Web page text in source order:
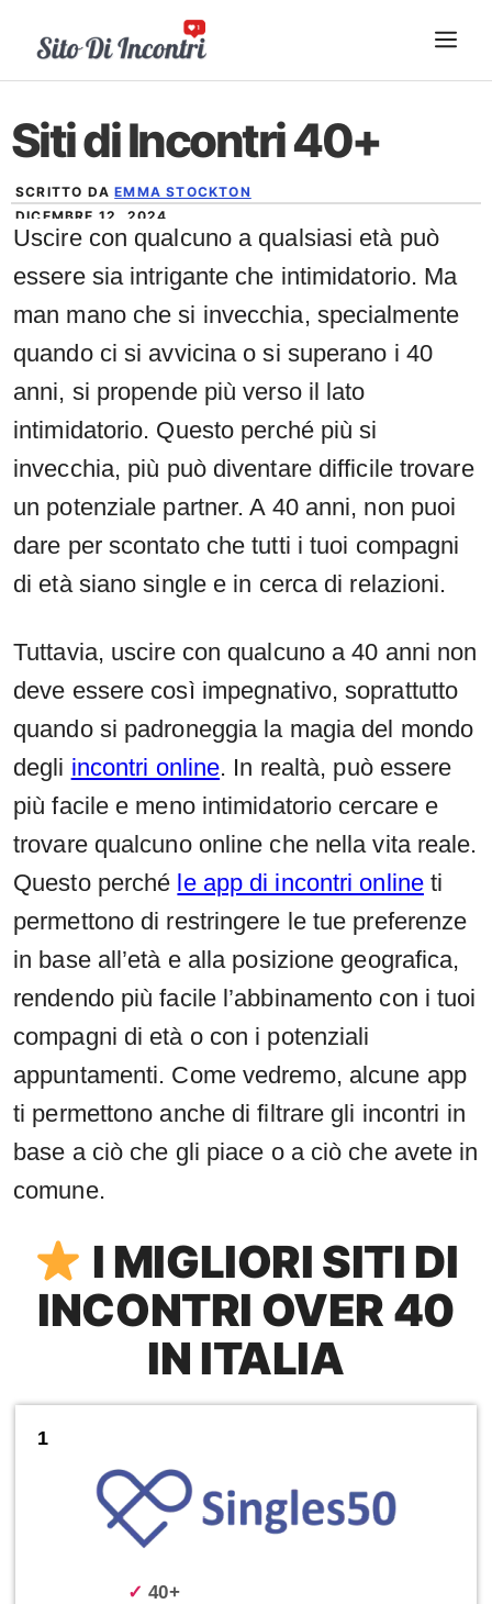
Siti di Incontri 40+
SCRITTO DAEMMA STOCKTON
DICEMBRE 12, 2024
Uscire con qualcuno a qualsiasi età può
essere sia intrigante che intimidatorio. Ma
man mano che si invecchia, specialmente
quando ci si avvicina o si superano i 40
anni, si propende più verso il lato
intimidatorio. Questo perché più si
invecchia, più può diventare difficile trovare
un potenziale partner. A 40 anni, non puoi
dare per scontato che tutti i tuoi compagni
di età siano single e in cerca di relazioni.
Tuttavia, uscire con qualcuno a 40 anni non
deve essere così impegnativo, soprattutto
quando si padroneggia la magia del mondo
degli incontri online. In realtà, può essere
più facile e meno intimidatorio cercare e
trovare qualcuno online che nella vita reale.
Questo perché le app di incontri onlineti
permettono di restringere le tue preferenze
in base all’età e alla posizione geografica,
rendendo più facile l’abbinamento con i tuoi
compagni di età o con i potenziali
appuntamenti. Come vedremo, alcune app
ti permettono anche di filtrare gli incontri in
base a ciò che gli piace o a ciò che avete in
comune.
I MIGLIORI SITI DI
INCONTRI OVER 40
IN ITALIA
1
✓ 40+